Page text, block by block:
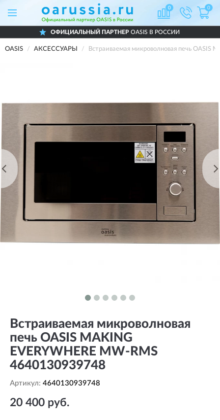
0 0
ОФИЦИАЛЬНЫЙ ПАРТНЕР OASIS В РОССИИ
OASIS АКСЕССУАРЫ Встраиваемая микроволновая печь OASIS
Встраиваемая микроволновая
печь OASIS MAKING
EVERYWHERE MW-RMS
4640130939748
Артикул: 4640130939748
20 400 руб.